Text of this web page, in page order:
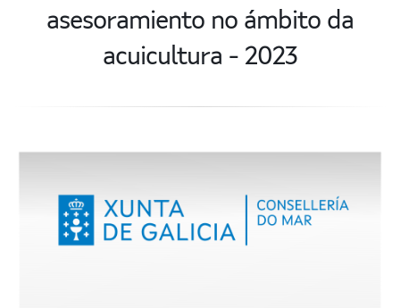
asesoramiento no ámbito da
acuicultura - 2023